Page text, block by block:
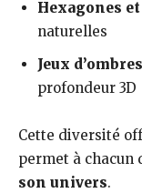
Hexagones
naturelles
Jeux
profondeur 3D
Cette diversité
permet à chacun
son univers.